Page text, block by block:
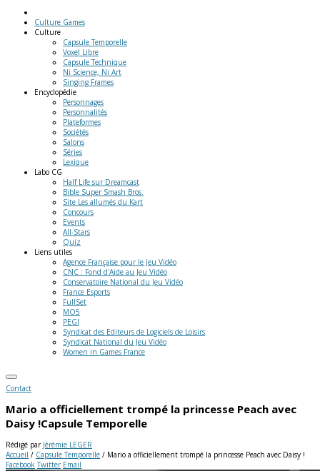
Culture Games
Culture
Capsule Temporelle
Voxel Libre
Capsule Technique
Ni Science, Ni Art
Singing Frames
Encyclopédie
Personnages
Personnalités
Plateformes
Sociétés
Salons
Séries
Lexique
Labo CG
Half Life sur Dreamcast
Bible Super Smash Bros.
Site Les allumés du Kart
Concours
Events
All-Stars
Quiz
Liens utiles
Agence Française pour le Jeu Vidéo
CNC : Fond d'Aide au Jeu Vidéo
Conservatoire National du Jeu Vidéo
France Esports
FullSet
MO5
PEGI
Syndicat des Editeurs de Logiciels de Loisirs
Syndicat National du Jeu Vidéo
Women in Games France
Contact
Mario a officiellement trompé la princesse Peach avec
Daisy !Capsule Temporelle
Rédigé par Jérémie LEGER
Accueil / Capsule Temporelle / Mario a officiellement trompé la princesse Peach avec Daisy !
Facebook Twitter Email